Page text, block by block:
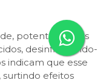
potentes ondas
desinflamando-
indicam que esse
efeitos